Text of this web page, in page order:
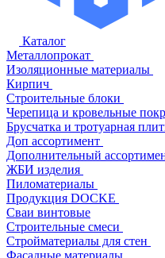
Каталог
Металлопрокат
Изоляционные материалы
Кирпич
Строительные блоки
Черепица и кровельные
Брусчатка и тротуарная
Доп ассортимент
Дополнительный
ЖБИ изделия
Пиломатериалы
Продукция DOCKE
Сваи винтовые
Строительные смеси
Стройматериалы для стен
Фасадные материалы